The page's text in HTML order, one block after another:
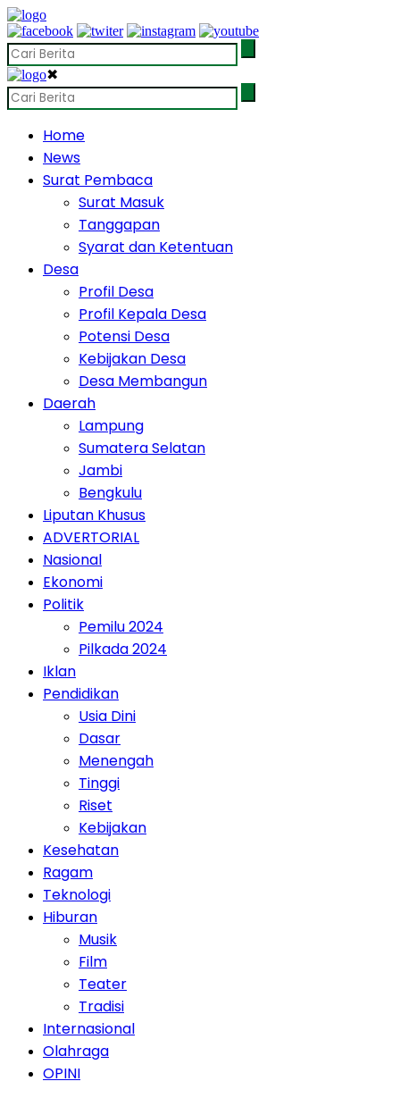
✖
Home
News
Surat Pembaca
Surat Masuk
Tanggapan
Syarat dan Ketentuan
Desa
Profil Desa
Profil Kepala Desa
Potensi Desa
Kebijakan Desa
Desa Membangun
Daerah
Lampung
Sumatera Selatan
Jambi
Bengkulu
Liputan Khusus
ADVERTORIAL
Nasional
Ekonomi
Politik
Pemilu 2024
Pilkada 2024
Iklan
Pendidikan
Usia Dini
Dasar
Menengah
Tinggi
Riset
Kebijakan
Kesehatan
Ragam
Teknologi
Hiburan
Musik
Film
Teater
Tradisi
Internasional
Olahraga
OPINI